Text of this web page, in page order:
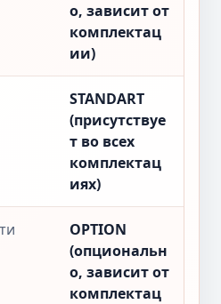
о, зависит от
комплектац
ии)
STANDART
(присутствуе
т во всех
комплектац
иях)
OPTION
(опциональн
о, зависит от
комплектац